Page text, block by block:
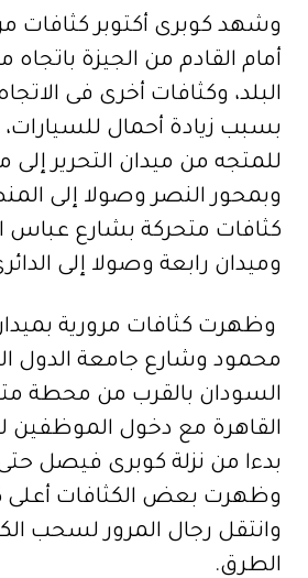
وشهد كوبرى أكتوبر كثافات
أمام القادم من الجيزة
البلد، وكثافات أخرى فى
بسبب زيادة أحمال للسيارات،
للمتجه من ميدان التحرير إلى
وبمحور النصر وصولا إلى
كثافات متحركة بشارع عباس
وميدان رابعة وصولا إلى
وظهرت كثافات مرورية
محمود وشارع جامعة الدول
السودان بالقرب من محطة
القاهرة مع دخول الموظفين
بدءا من نزلة كوبرى فيصل حتى
وظهرت بعض الكثافات أعلى
وانتقل رجال المرور لسحب
الطرق.